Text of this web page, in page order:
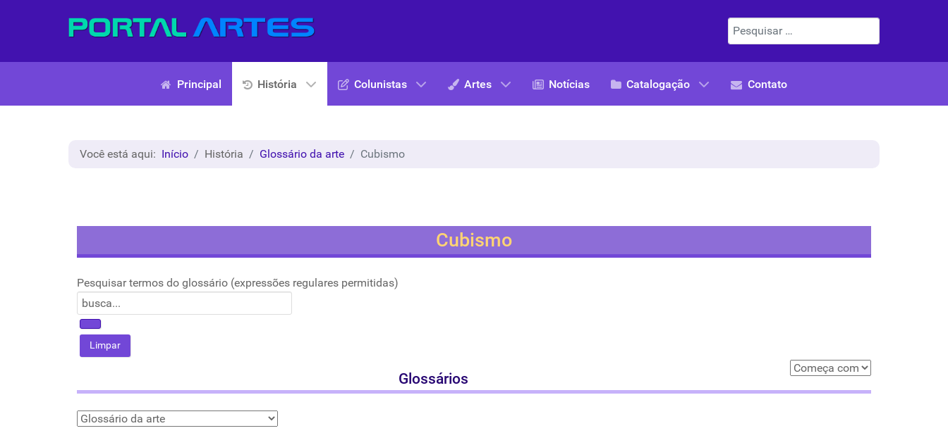
Pesquisar
Principal História Colunistas Artes Notícias Catalogação Contato
Você está aqui: Início História Glossário da arte Cubismo
Cubismo
Pesquisar termos do glossário (expressões regulares permitidas)
Glossários